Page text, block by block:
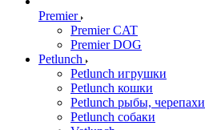
Premier
Premier CAT
Premier DOG
Petlunch
Petlunch игрушки
Petlunch кошки
Petlunch рыбы, черепахи
Petlunch собаки